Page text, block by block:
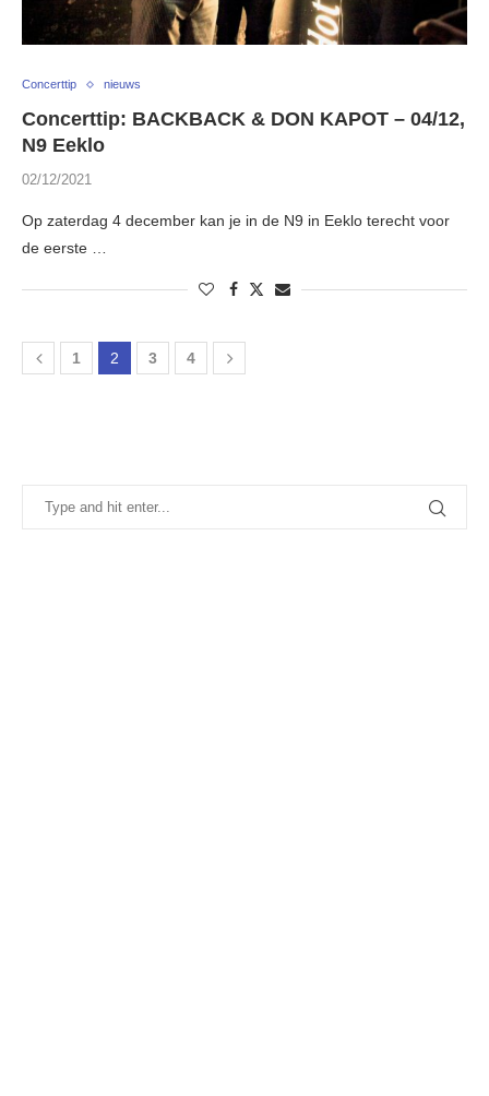
Concerttip nieuws
Concerttip: BACKBACK & DON KAPOT – 04/12,
N9 Eeklo
02/12/2021
Op zaterdag 4 december kan je in de N9 in Eeklo terecht voor
de eerste …
1 2 3 4